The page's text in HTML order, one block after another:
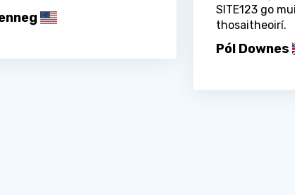
SITE123 go
thosaitheoirí.
Pól Downes